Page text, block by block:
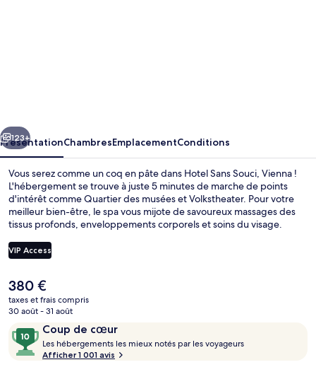
Suivant
123+
PrésentationChambresEmplacementConditions
Vous serez comme un coq en pâte dans Hotel Sans Souci, Vienna !
L'hébergement se trouve à juste 5 minutes de marche de points
d'intérêt comme Quartier des musées et Volkstheater. Pour votre
meilleur bien-être, le spa vous mijote de savoureux massages des
tissus profonds, enveloppements corporels et soins du visage.
moment du petit déjeuner, du déjeuner et du dîner. Parmi les autres
avantages de cet hôtel de luxe, on trouve une piscine couverte, un
vacances sans soucis. Le personnel attentionné et le petit déjeuner
remportent un franc succès auprès des autres voyageurs. Les
transports publics sont rapidement accessibles à pied : Station de
métro Volkstheater se situe à quelques pas et Arrêt de tram
Schmerlingplatz, à 4 min de marche à peine.
VIP Access
Le
prix
actuel
de
380 €.
380 €
taxes et frais compris
30 août - 31 août
Avis
voyageurs
Coup de cœur
10
sur
10,
Les hébergements les mieux notés par les voyageurs
Afficher 1 001 avis